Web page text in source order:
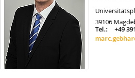
39106
Tel.:
+49